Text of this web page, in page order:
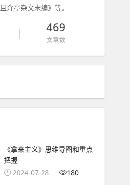
介亭杂文末编》等。
469
文章数
《拿来主义》思维导图和重点
把握
2024-07-28
180